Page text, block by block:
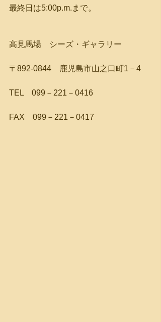
最終日は5:00p.m.まで。
高見馬場　シーズ・ギャラリー
〒892-0844　鹿児島市山之口町1－4
TEL　099－221－0416
FAX　099－221－0417